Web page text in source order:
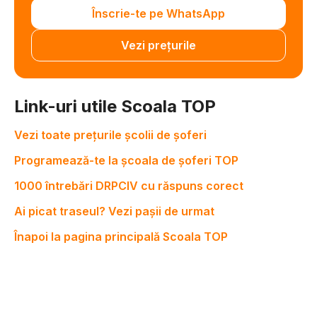
Înscrie-te pe WhatsApp
Vezi prețurile
Link-uri utile Scoala TOP
Vezi toate prețurile școlii de șoferi
Programează-te la școala de șoferi TOP
1000 întrebări DRPCIV cu răspuns corect
Ai picat traseul? Vezi pașii de urmat
Înapoi la pagina principală Scoala TOP